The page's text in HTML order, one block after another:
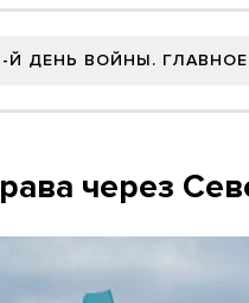
Й ДЕНЬ ВОЙНЫ. ГЛАВНОЕ
через